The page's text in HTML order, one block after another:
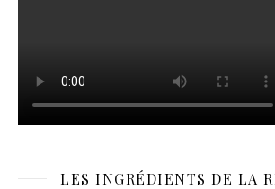
LES INGRÉDIENTS DE LA